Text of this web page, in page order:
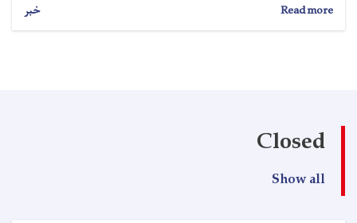
Read more خبر
Closed
Show all